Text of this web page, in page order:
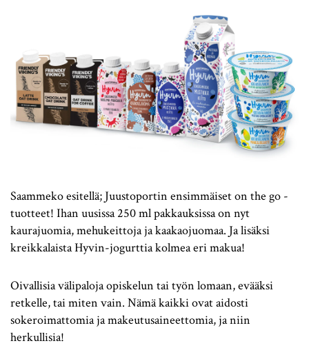
Saammeko esitellä; Juustoportin ensimmäiset on the go -
tuotteet! Ihan uusissa 250 ml pakkauksissa on nyt
kaurajuomia, mehukeittoja ja kaakaojuomaa. Ja lisäksi
kreikkalaista Hyvin-jogurttia kolmea eri makua!
Oivallisia välipaloja opiskelun tai työn lomaan, evääksi
retkelle, tai miten vain. Nämä kaikki ovat aidosti
sokeroimattomia ja makeutusaineettomia, ja niin
herkullisia!